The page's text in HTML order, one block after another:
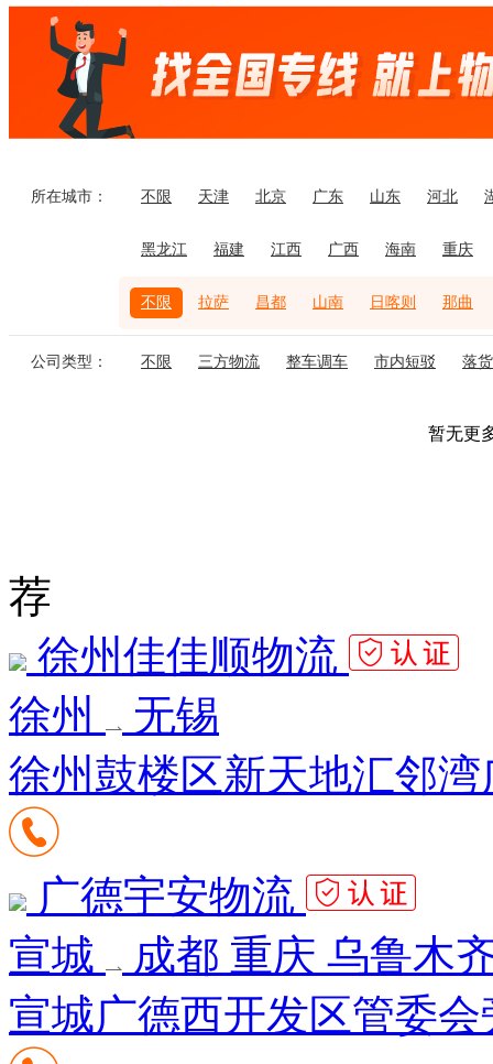
所在城市： 不限 天津 北京 广东 山东 河北
黑龙江 福建 江西 广西 海南 重庆
不限 拉萨 昌都 山南 日喀则 那曲
公司类型： 不限 三方物流 整车调车 市内短驳 落
暂无更
荐
徐州佳佳顺物流
徐州
无锡
徐州鼓楼区新天地汇邻湾
广德宇安物流
宣城
成都 重庆 乌鲁木
宣城广德西开发区管委会